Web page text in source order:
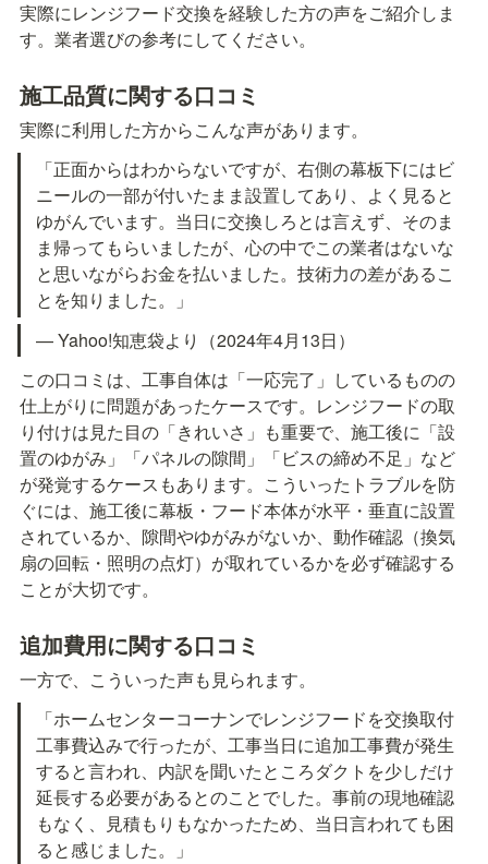
実際にレンジフード交換を経験した方の声をご紹介しま
す。業者選びの参考にしてください。
施工品質に関する口コミ
実際に利用した方からこんな声があります。
「正面からはわからないですが、右側の幕板下にはビ
ニールの一部が付いたまま設置してあり、よく見ると
ゆがんでいます。当日に交換しろとは言えず、そのま
ま帰ってもらいましたが、心の中でこの業者はないな
と思いながらお金を払いました。技術力の差があるこ
とを知りました。」
— Yahoo!知恵袋より（2024年4月13日）
この口コミは、工事自体は「一応完了」しているものの
仕上がりに問題があったケースです。レンジフードの取
り付けは見た目の「きれいさ」も重要で、施工後に「設
置のゆがみ」「パネルの隙間」「ビスの締め不足」など
が発覚するケースもあります。こういったトラブルを防
ぐには、施工後に幕板・フード本体が水平・垂直に設置
されているか、隙間やゆがみがないか、動作確認（換気
扇の回転・照明の点灯）が取れているかを必ず確認する
ことが大切です。
追加費用に関する口コミ
一方で、こういった声も見られます。
「ホームセンターコーナンでレンジフードを交換取付
工事費込みで行ったが、工事当日に追加工事費が発生
すると言われ、内訳を聞いたところダクトを少しだけ
延長する必要があるとのことでした。事前の現地確認
もなく、見積もりもなかったため、当日言われても困
ると感じました。」